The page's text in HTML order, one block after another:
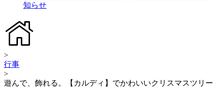
知らせ
>
行事
>
遊んで、飾れる。【カルディ】でかわいいクリスマスツリー